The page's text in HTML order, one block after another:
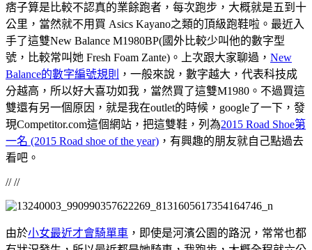
痞子算是比較不認真的業餘跑者，每次跑步，大概就是五到十
公里，當然就不用買 Asics Kayano之類的頂級跑鞋啦。最近入
手了這雙New Balance M1980BP(國外比較少叫他的數字型
號，比較常叫她 Fresh Foam Zante)。上次跟大家聊過， New
Balance的數字編號規則
，一般來說，數字越大，代表科技成
分越高，所以好大喜功如我，當然買了這雙M1980。不過買這
雙還有另一個原因，就是我在outlet的時候，google了一下，發
現Competitor.com這個網站，把這雙鞋，列為2015 Road Shoe第
一名 (2015 Road shoe of the year) ，有興趣的朋友就自己點過去
看吧。
// //
由於小女最近才會騎單車 ，即使是河濱公園的路況，常常也都